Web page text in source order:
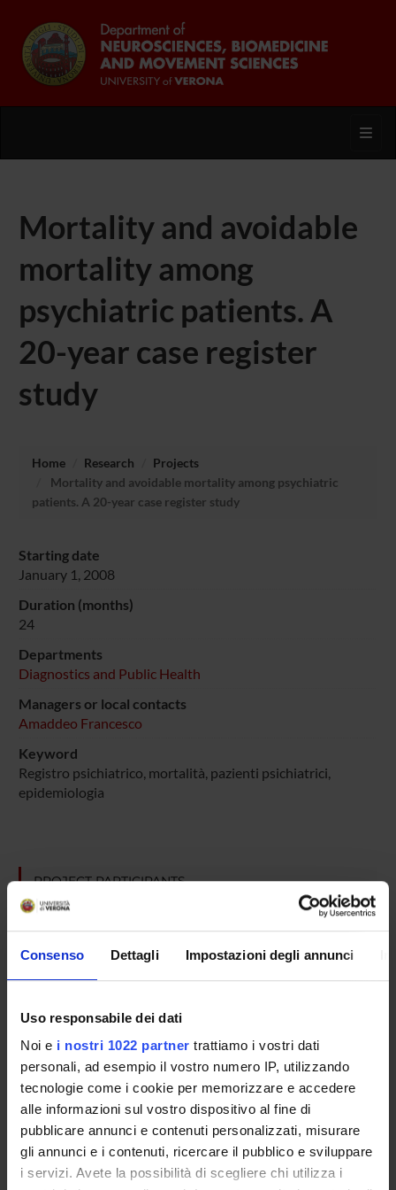
Consenso Dettagli Impostazioni degli annunci
Uso responsabile dei dati
Noi e i nostri 1022 partner trattiamo i vostri dati
personali, ad esempio il vostro numero IP, utilizzando
tecnologie come i cookie per memorizzare e accedere
alle informazioni sul vostro dispositivo al fine di
pubblicare annunci e contenuti personalizzati, misurare
gli annunci e i contenuti, ricercare il pubblico e sviluppare
i servizi. Avete la possibilità di scegliere chi utilizza i
Mortality and avoidable
mortality among
psychiatric patients. A
20-year case register
study
Home Research
Projects
Mortality and avoidable mortality among psychiatric
patients. A 20-year case register study
Starting date
January 1, 2008
Duration (months)
24
Departments
Diagnostics and Public Health
Managers or local contacts
Amaddeo Francesco
Keyword
Registro psichiatrico, mortalità, pazienti psichiatrici,
epidemiologia
PROJECT PARTICIPANTS
Francesco Amaddeo
Full Professor
Full Professor
Laura Grigoletti
Alberto Rossi
Michele Tansella
SECTIONS
Section of Psychiatry and Clinical Psychology